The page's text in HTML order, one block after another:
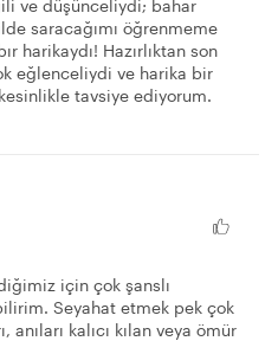
ve düşünceliydi; bahar
saracağımı öğrenmeme
harikaydı! Hazırlıktan son
eğlenceliydi ve harika bir
tavsiye ediyorum.
için çok şanslı
Seyahat etmek pek çok
kalıcı kılan veya ömür